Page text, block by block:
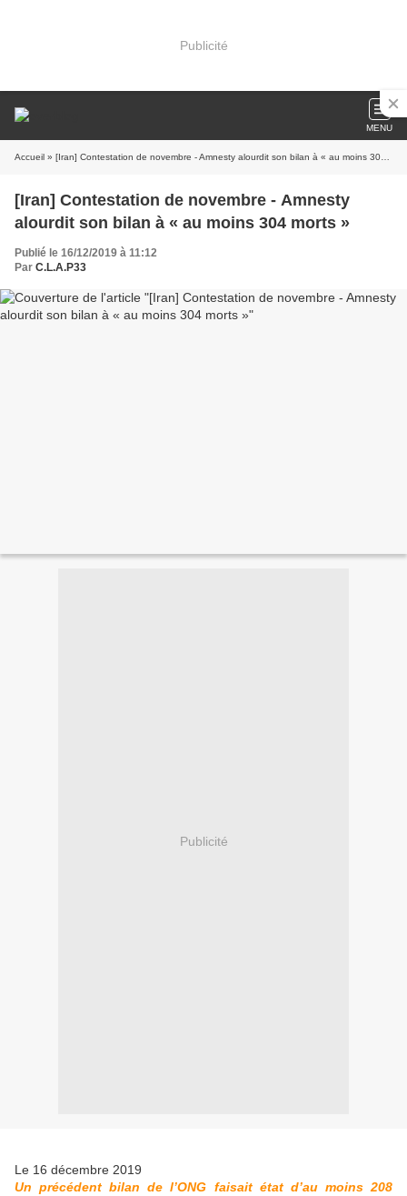
Publicité
MENU
Accueil » [Iran] Contestation de novembre - Amnesty alourdit son bilan à « au moins 304 morts »
[Iran] Contestation de novembre - Amnesty
alourdit son bilan à « au moins 304 morts »
Publié le 16/12/2019 à 11:12
Par C.L.A.P33
Publicité
Le 16 décembre 2019
Un précédent bilan de l’ONG faisait état d’au moins 208